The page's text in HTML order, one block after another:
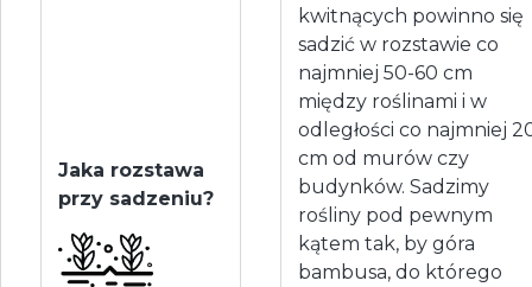
Jaka rozstawa
przy sadzeniu?
kwitnących powinno się
sadzić w rozstawie co
najmniej 50-60 cm
między roślinami i w
odległości co najmniej
cm od murów czy
budynków. Sadzimy
rośliny pod pewnym
kątem tak, by góra
bambusa, do którego